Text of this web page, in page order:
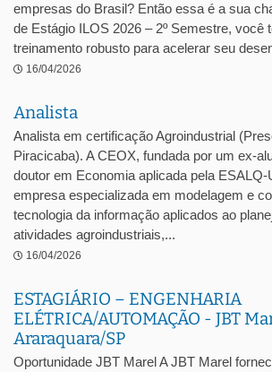
empresas do Brasil? Então essa é a sua
de Estágio ILOS 2026 – 2º Semestre, você
treinamento robusto para acelerar seu
16/04/2026
Analista
Analista em certificação Agroindustrial
Piracicaba). A CEOX, fundada por um ex-
doutor em Economia aplicada pela ESALQ-
empresa especializada em modelagem e
tecnologia da informação aplicados ao
atividades agroindustriais,...
16/04/2026
ESTAGIÁRIO – ENGENHARIA
ELÉTRICA/AUTOMAÇÃO - JBT
Araraquara/SP
Oportunidade JBT Marel A JBT Marel